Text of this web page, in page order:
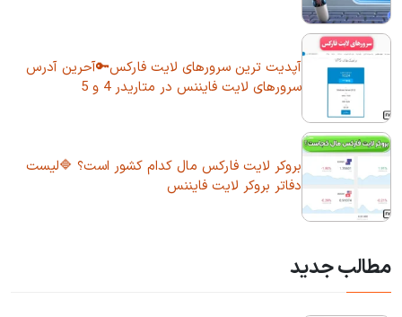
آپدیت ترین سرورهای لایت فارکس🔑آحرین آدرس
سرورهای لایت فایننس در متاریدر 4 و 5
بروکر لایت فارکس مال کدام کشور است؟ 🔷لیست
دفاتر بروکر لایت فایننس
مطالب جدید